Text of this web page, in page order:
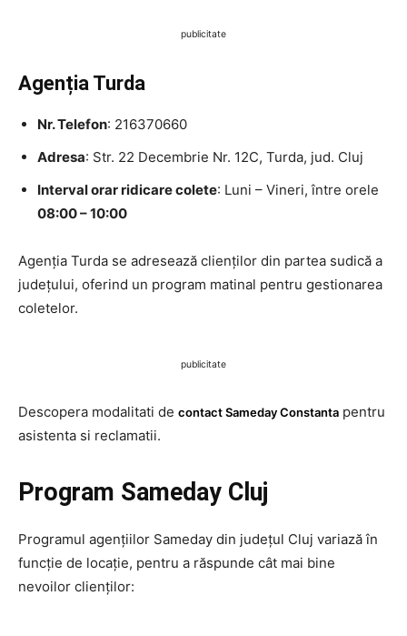
publicitate
Agenția Turda
Nr. Telefon: 216370660
Adresa: Str. 22 Decembrie Nr. 12C, Turda, jud. Cluj
Interval orar ridicare colete: Luni – Vineri, între orele
08:00 – 10:00
Agenția Turda se adresează clienților din partea sudică a
județului, oferind un program matinal pentru gestionarea
coletelor.
publicitate
Descopera modalitati de contact Sameday Constanta pentru
asistenta si reclamatii.
Program Sameday Cluj
Programul agențiilor Sameday din județul Cluj variază în
funcție de locație, pentru a răspunde cât mai bine
nevoilor clienților: